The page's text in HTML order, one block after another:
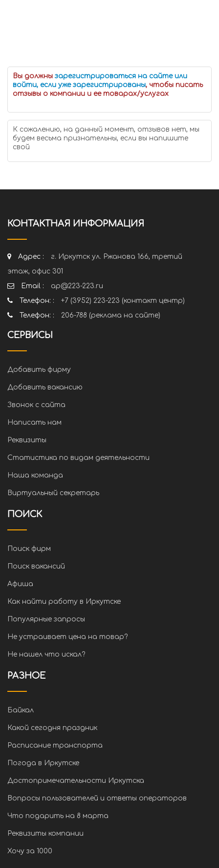
Вы должны зарегистрироваться на сайте или
войти, если уже зарегистрированы, чтобы писать
отзывы о компании и ее товарах/услугах
К сожалению, на данный момент, отзывов нет, мы
будем весьма признательны, если вы напишите
свой
КОНТАКТНАЯ ИНФОРМАЦИЯ
Адрес :
г. Иркутск ул. Ржанова 166, третий
этаж, офис 301
Email :
ap@223-223.ru
Телефон: :
+7 (3952) 223-223 (контакт центр)
Телефон: :
206-788 (реклама на сайте)
СЕРВИСЫ
Добавить фирму
Добавить вакансию
Звонок с сайта
Написать нам
Реквизиты
Статистика по видам деятельности
Наша команда
Виртуальный секретарь
ПОИСК
Поиск фирм
Поиск вакансий
Афиша
Как найти работу в Иркутске
Популярные запросы
Не устраивает цена на товар?
Не нашел что искал?
РАЗНОЕ
Байкал
Какой сегодня праздник
Расписание транспорта
Погода в Иркутске
Достопримечательности Иркутска
Вопросы пользователей и ответы операторов
Что подарить на 8 марта
Реквизиты компании
Хочу за 1000